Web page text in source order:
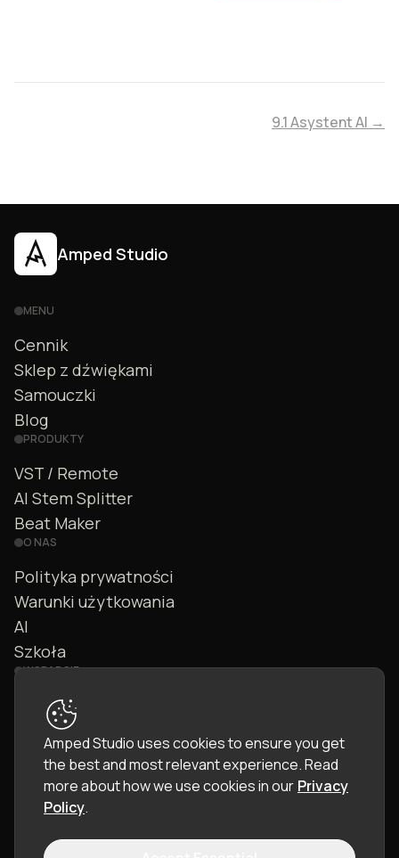
9.1 Asystent AI →
Amped Studio
MENU
Cennik
Sklep z dźwiękami
Samouczki
Blog
PRODUKTY
VST / Remote
AI Stem Splitter
Beat Maker
O NAS
Polityka prywatności
Warunki użytkowania
AI
Szkoła
WSPARCIE
Kontakt
Społeczność
Instrukcja
Amped Studio uses cookies to ensure you get
the best and most relevant experience.Read
more about how we use cookies in our Privacy
Policy.